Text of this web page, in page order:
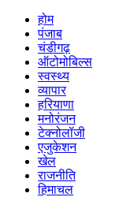
होम
पंजाब
चंडीगढ़
ऑटोमोबिल्स
स्वस्थ्य
व्यापार
हरियाणा
मनोरंजन
टेक्नोलॉजी
एजुकेशन
खेल
राजनीति
हिमाचल